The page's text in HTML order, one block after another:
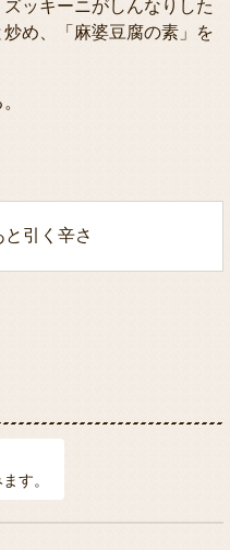
ッキーニがしんなりした
め、「麻婆豆腐の素」を
引く辛さ
す。